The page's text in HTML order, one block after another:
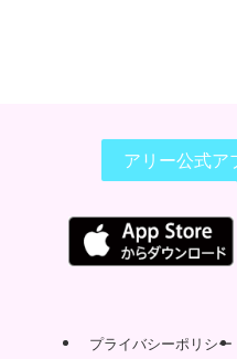
アリー公式ア
プライバシーポリシー